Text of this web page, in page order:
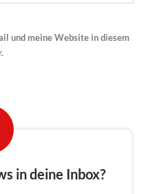
und meine Website in diesem
in deine Inbox?